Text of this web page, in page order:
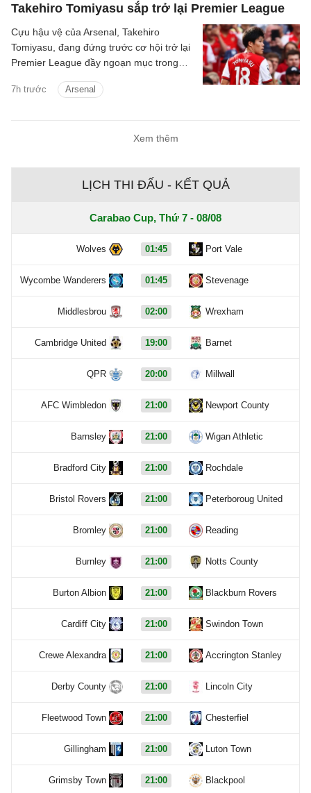
Takehiro Tomiyasu sắp trở lại Premier League
7h trước Arsenal
Cựu hậu vệ của Arsenal, Takehiro
Tomiyasu, đang đứng trước cơ hội trở lại
Premier League đầy ngoạn mục trong
Xem thêm
LỊCH THI ĐẤU - KẾT QUẢ
Carabao Cup, Thứ 7 - 08/08
Wolves 01:45 Port Vale
Wycombe Wanderers 01:45 Stevenage
Middlesbrou 02:00 Wrexham
Cambridge United 19:00 Barnet
QPR 20:00 Millwall
AFC Wimbledon 21:00 Newport County
Barnsley 21:00 Wigan Athletic
Bradford City 21:00 Rochdale
Bristol Rovers 21:00 Peterboroug United
Bromley 21:00 Reading
Burnley 21:00 Notts County
Burton Albion 21:00 Blackburn Rovers
Cardiff City 21:00 Swindon Town
Crewe Alexandra 21:00 Accrington Stanley
Derby County 21:00 Lincoln City
Fleetwood Town 21:00 Chesterfiel
Gillingham 21:00 Luton Town
Grimsby Town 21:00 Blackpool